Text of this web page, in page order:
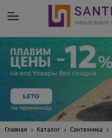
Главная Каталог Сантехника